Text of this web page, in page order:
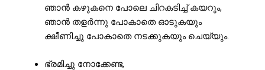
ഞാൻ കഴുകനെ പോലെ ചിറകടിച്ച് കയറും,
ഞാൻ തളർന്നു പോകാതെ ഓടുകയും
ക്ഷീണിച്ചു പോകാതെ നടക്കുകയും ചെയ്യും.
ഭ്രമിച്ചു നോക്കേണ്ട,